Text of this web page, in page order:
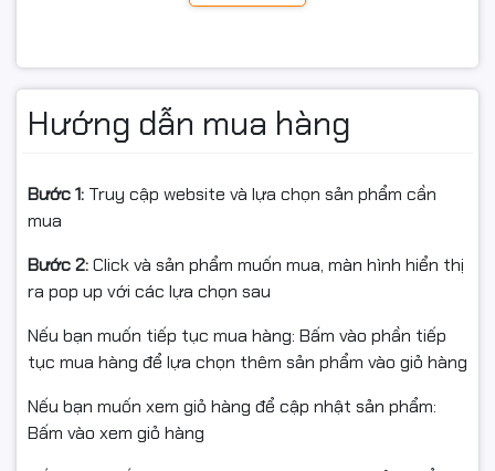
• Năng suất in: 10.000 trang A4 (độ phủ 5%)
• Dùng hộp mực Star Ink giúp tiết kiệm đến 75% chi phí
in ấn
• Bản in sắc nét, rõ ràng, không lem mực
• Ship COD toàn quốc – nhận hàng thanh toán, không
lo phí vận chuyển
• Bảo hành: 1 đổi 1 trong 6 tháng hoặc đến khi hết mực
Thông tin sản phẩm
• Sản phẩm: Mực nguyên hộp máy in laser
• Hãng sản xuất: Star Ink
• Mã hộp mực: HP CF214A
Hướng dẫn mua hàng
Bước 1: Truy cập website và lựa chọn sản phẩm cần
mua
Bước 2:Click và sản phẩm muốn mua, màn hình hiển thị
ra pop up với các lựa chọn sau
Nếu bạn muốn tiếp tục mua hàng: Bấm vào phần tiếp
tục mua hàng để lựa chọn thêm sản phẩm vào giỏ hàng
Nếu bạn muốn xem giỏ hàng để cập nhật sản phẩm:
Bấm vào xem giỏ hàng